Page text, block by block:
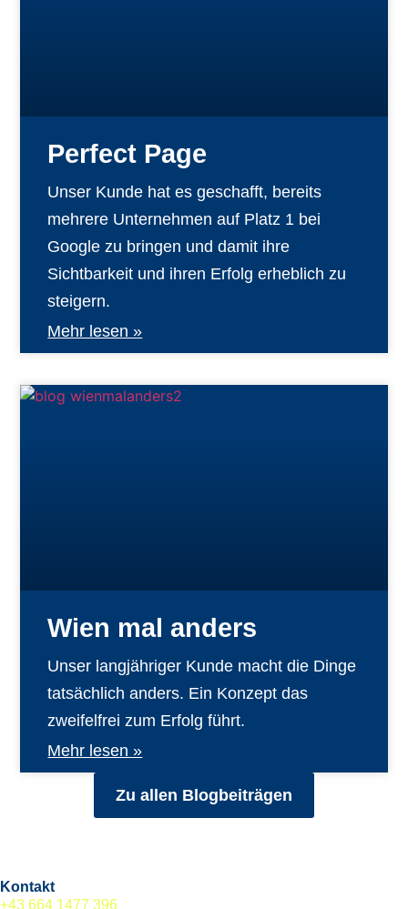
Perfect Page
Unser Kunde hat es geschafft, bereits
mehrere Unternehmen auf Platz 1 bei
Google zu bringen und damit ihre
Sichtbarkeit und ihren Erfolg erheblich zu
steigern.
Mehr lesen »
Wien mal anders
Unser langjähriger Kunde macht die Dinge
tatsächlich anders. Ein Konzept das
zweifelfrei zum Erfolg führt.
Mehr lesen »
Zu allen Blogbeiträgen
Kontakt
+43 664 1477 396